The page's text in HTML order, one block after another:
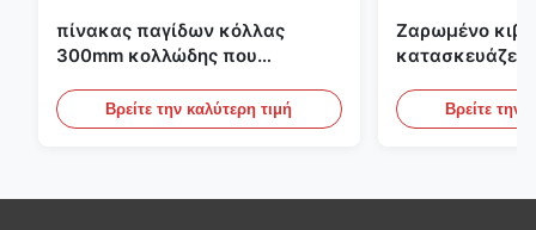
πίνακας παγίδων κόλλας
300mm κολλώδης που
γεωργίαΒρείτε την καλύτερη τιμή
Ζαρωμένο
κατασκευάζει
το ζαρωμένο
Βρείτε την